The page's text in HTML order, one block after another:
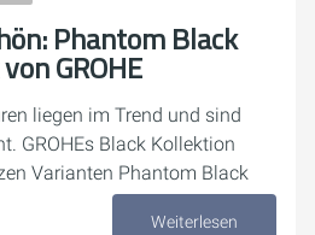
Phantom Black
GROHE
liegen im Trend und sind
GROHEs Black Kollektion
Varianten Phantom Black
Weiterlesen